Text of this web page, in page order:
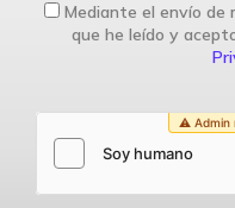
Mediante el envío de
que he leído y